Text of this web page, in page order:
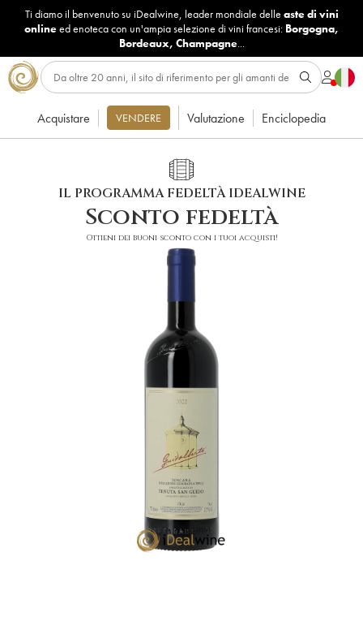
Ti diamo il benvenuto su iDealwine, leader mondiale delle aste di vini
onlineed enoteca con un'ampia selezione di vini francesi: Borgogna,
Bordeaux, Champagne...
Acquistare VENDERE Valutazione Enciclopedia
IL PROGRAMMA FEDELTÀ IDEALWINE
Sconto fedeltà
Ottieni dei buoni sconto con i tuoi acquisti!